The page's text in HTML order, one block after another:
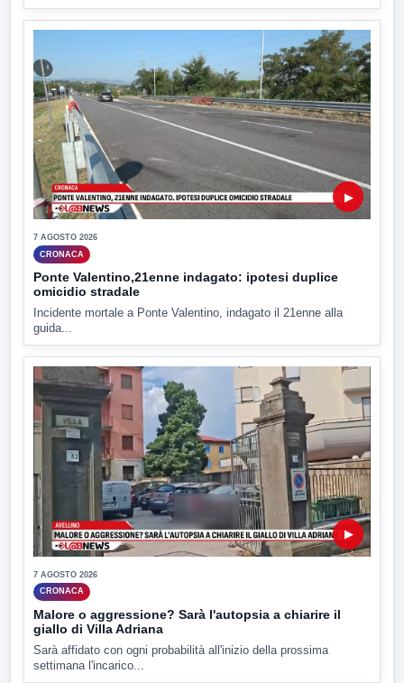
▶
7 AGOSTO 2026
CRONACA
Ponte Valentino,21enne indagato: ipotesi duplice
omicidio stradale
Incidente mortale a Ponte Valentino, indagato il 21enne alla
guida...
▶
7 AGOSTO 2026
CRONACA
Malore o aggressione? Sarà l'autopsia a chiarire il
giallo di Villa Adriana
Sarà affidato con ogni probabilità all'inizio della prossima
settimana l'incarico...